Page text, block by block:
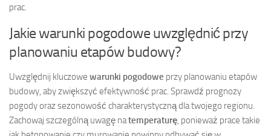
prac.
Jakie warunki pogodowe uwzględnić przy
planowaniu etapów budowy?
Uwzględnij kluczowe warunki pogodowe przy planowaniu etapów
budowy, aby zwiększyć efektywność prac. Sprawdź prognozy
pogody oraz sezonowość charakterystyczną dla twojego regionu.
Zachowaj szczególną uwagę natemperaturę , ponieważ prace takie